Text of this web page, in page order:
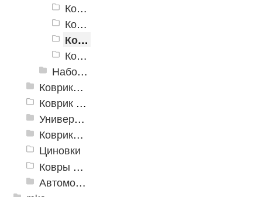
Коврик Microfiber
Коврик Super Shaggy
Коврик для ванной "SPA"
Коврики для ванных комнат Varo
Набор ковриков
Коврики и дорожки пористые (Лапша)
Коврик флокированный
Универсальные коврики
Коврики хлопковые
Циновки
Ковры для детской
Автомобильные коврики